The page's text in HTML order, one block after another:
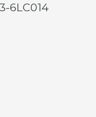
6LC014